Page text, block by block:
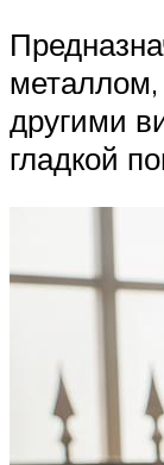
другими
гладкой